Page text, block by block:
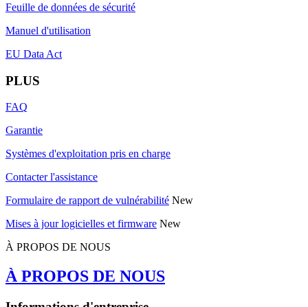
Feuille de données de sécurité
Manuel d'utilisation
EU Data Act
PLUS
FAQ
Garantie
Systèmes d'exploitation pris en charge
Contacter l'assistance
Formulaire de rapport de vulnérabilité New
Mises à jour logicielles et firmware New
À PROPOS DE NOUS
À PROPOS DE NOUS